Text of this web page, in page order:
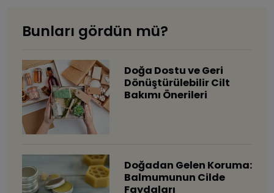
Bunları gördün mü?
Doğa Dostu ve Geri
Dönüştürülebilir Cilt
Bakımı Önerileri
Doğadan Gelen Koruma:
Balmumunun Cilde
Faydaları